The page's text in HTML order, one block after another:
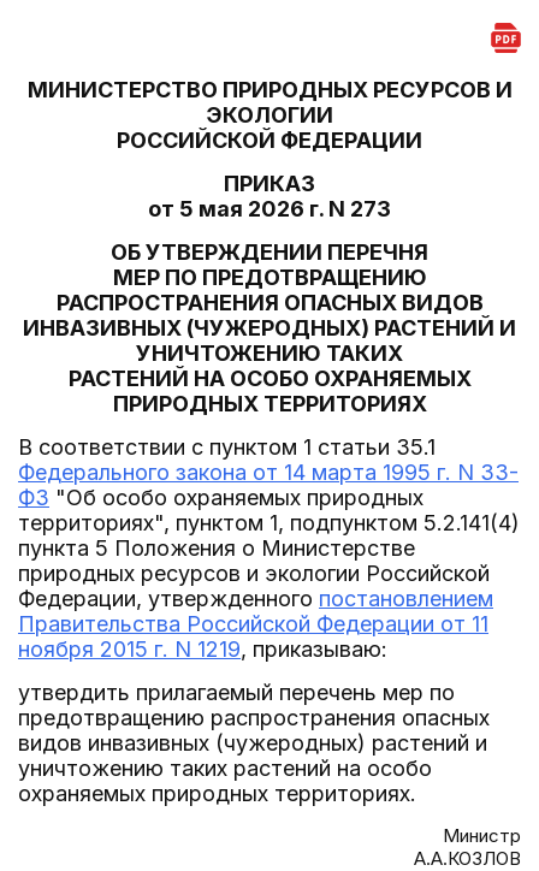
МИНИСТЕРСТВО ПРИРОДНЫХ РЕСУРСОВ И
ЭКОЛОГИИ
РОССИЙСКОЙ ФЕДЕРАЦИИ
ПРИКАЗ
от 5 мая 2026 г. N 273
ОБ УТВЕРЖДЕНИИ ПЕРЕЧНЯ
МЕР ПО ПРЕДОТВРАЩЕНИЮ
РАСПРОСТРАНЕНИЯ ОПАСНЫХ ВИДОВ
ИНВАЗИВНЫХ (ЧУЖЕРОДНЫХ) РАСТЕНИЙ И
УНИЧТОЖЕНИЮ ТАКИХ
РАСТЕНИЙ НА ОСОБО ОХРАНЯЕМЫХ
ПРИРОДНЫХ ТЕРРИТОРИЯХ
В соответствии с пунктом 1 статьи 35.1
Федерального закона от 14 марта 1995 г. N 33-
ФЗ "Об особо охраняемых природных
территориях", пунктом 1, подпунктом 5.2.141(4)
пункта 5 Положения о Министерстве
природных ресурсов и экологии Российской
Федерации, утвержденного постановлением
Правительства Российской Федерации от 11
ноября 2015 г. N 1219, приказываю:
утвердить прилагаемый перечень мер по
предотвращению распространения опасных
видов инвазивных (чужеродных) растений и
уничтожению таких растений на особо
охраняемых природных территориях.
Министр
А.А.КОЗЛОВ